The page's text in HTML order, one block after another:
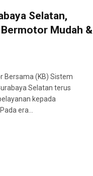
Selatan,
Mudah &
Bersama (KB) Sistem
Selatan terus
kepada
era…